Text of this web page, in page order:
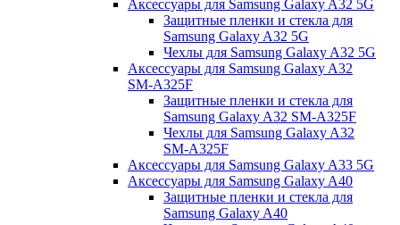
Аксессуары для Samsung Galaxy A32 5G
Защитные пленки и стекла для
Samsung Galaxy A32 5G
Чехлы для Samsung Galaxy A32 5G
Аксессуары для Samsung Galaxy A32
SM-A325F
Защитные пленки и стекла для
Samsung Galaxy A32 SM-A325F
Чехлы для Samsung Galaxy A32
SM-A325F
Аксессуары для Samsung Galaxy A33 5G
Аксессуары для Samsung Galaxy A40
Защитные пленки и стекла для
Samsung Galaxy A40